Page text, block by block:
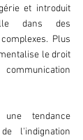
et introduit
dans des
Plus
le droit
tendance
l'indignation